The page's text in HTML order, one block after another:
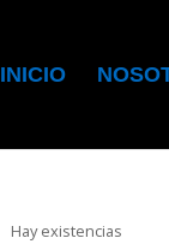
INICIO
Hay existencias